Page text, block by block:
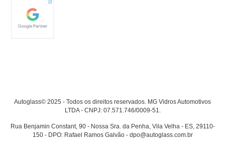
Autoglass© 2025 - Todos os direitos reservados. MG Vidros Automotivos
LTDA - CNPJ: 07.571.746/0009-51.
Rua Benjamin Constant, 90 - Nossa Sra. da Penha, Vila Velha - ES, 29110-
150 - DPO: Rafael Ramos Galvão - dpo@autoglass.com.br